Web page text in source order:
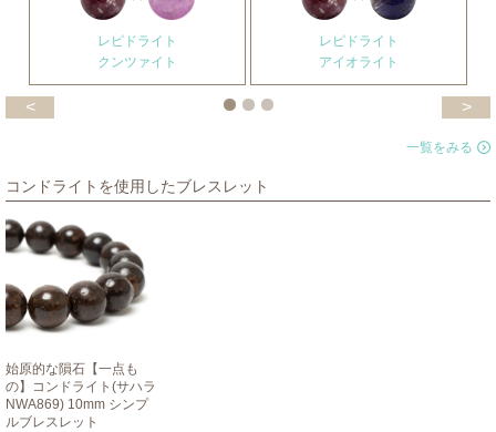
レピドライト
クンツァイト
レピドライト
アイオライト
< >
一覧をみる
コンドライトを使用したブレスレット
始原的な隕石【一点も
の】コンドライト(サハラ
NWA869) 10mm シンプ
ルブレスレット